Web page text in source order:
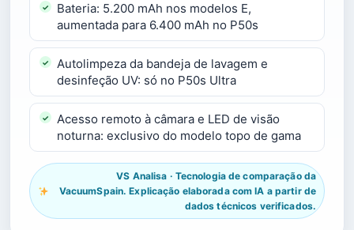
Bateria: 5.200 mAh nos modelos E,
aumentada para 6.400 mAh no P50s
Autolimpeza da bandeja de lavagem e
desinfeção UV: só no P50s Ultra
Acesso remoto à câmara e LED de visão
noturna: exclusivo do modelo topo de gama
VS Analisa · Tecnologia de comparação da
VacuumSpain. Explicação elaborada com IA a partir de
dados técnicos verificados.